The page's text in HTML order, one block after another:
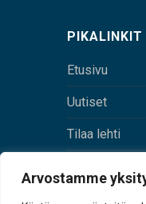
Arvostamme
PIKALINKIT
Etusivu
Uutiset
Tilaa lehti